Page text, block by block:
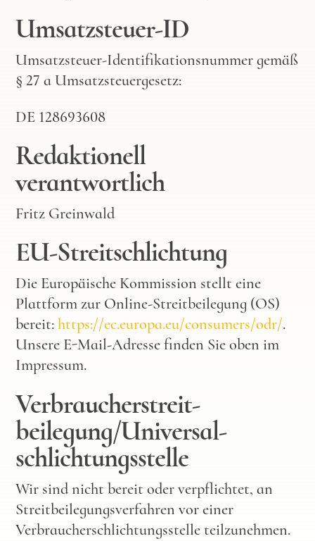
Umsatzsteuer-ID
Umsatzsteuer-Identifikationsnummer gemäß
§ 27 a Umsatzsteuergesetz:
DE 128693608
Redaktionell
verantwortlich
Fritz Greinwald
EU-Streitschlichtung
Die Europäische Kommission stellt eine
Plattform zur Online-Streitbeilegung (OS)
bereit:https://ec.europa.eu/consumers/odr/.
Unsere E-Mail-Adresse finden Sie oben im
Impressum.
Verbraucher­streit­
beilegung/Universal­
schlichtungs­stelle
Wir sind nicht bereit oder verpflichtet, an
Streitbeilegungsverfahren vor einer
Verbraucherschlichtungsstelle teilzunehmen.